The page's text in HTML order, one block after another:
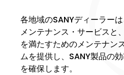
各地域のSANYディーラー
メンテナンス・サービスと
を満たすためのメンテナン
ムを提供し、SANY製品の
を確保します。